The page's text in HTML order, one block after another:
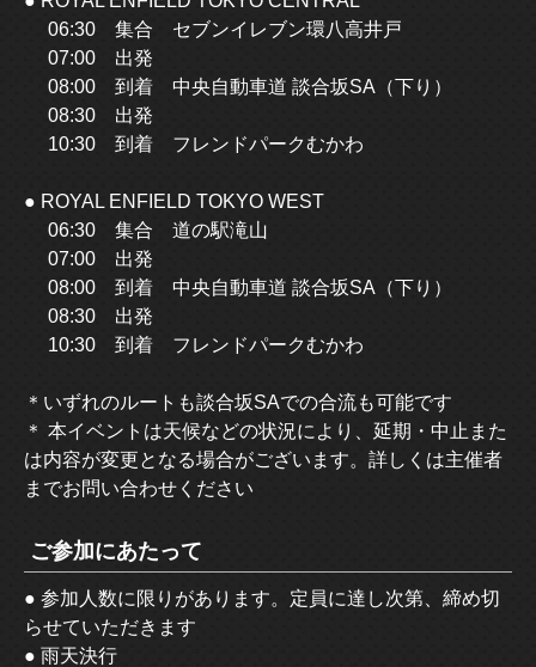
06:30 集合 セブンイレブン環八高井戸
07:00 出発
08:00 到着 中央自動車道 談合坂SA（下り）
08:30 出発
10:30 到着 フレンドパークむかわ
● ROYAL ENFIELD TOKYO WEST
06:30 集合 道の駅滝山
07:00 出発
08:00 到着 中央自動車道 談合坂SA（下り）
08:30 出発
10:30 到着 フレンドパークむかわ
＊いずれのルートも談合坂SAでの合流も可能です
＊ 本イベントは天候などの状況により、延期・中止また
は内容が変更となる場合がございます。詳しくは主催者
までお問い合わせください
ご参加にあたって
● 参加人数に限りがあります。定員に達し次第、締め切
らせていただきます
● 雨天決行